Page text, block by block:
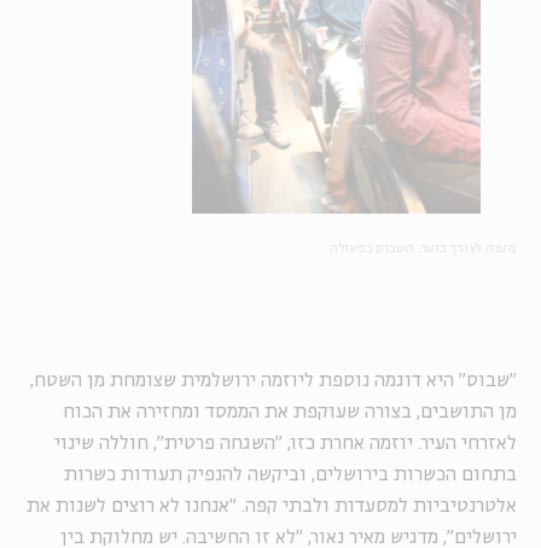
"שבוס" היא דוגמה נוספת ליוזמה ירושלמית שצומחת מן השטח,
מן התושבים, בצורה שעוקפת את הממסד ומחזירה את הכוח
לאזרחי העיר. יוזמה אחרת כזו, "השגחה פרטית", חוללה שינוי
בתחום הכשרות בירושלים, וביקשה להנפיק תעודות כשרות
אלטרנטיביות למסעדות ולבתי קפה. "אנחנו לא רוצים לשנות את
ירושלים", מדגיש מאיר נאור, "לא זו החשיבה. יש מחלוקת בין